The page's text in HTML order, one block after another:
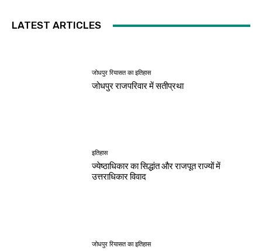
LATEST ARTICLES
जोधपुर रियासत का इतिहास
जोधपुर राजपरिवार में सतीप्रथा
इतिहास
ज्येष्ठाधिकार का सिद्धांत और राजपूत राज्यों में
उत्तराधिकार विवाद
जोधपुर रियासत का इतिहास